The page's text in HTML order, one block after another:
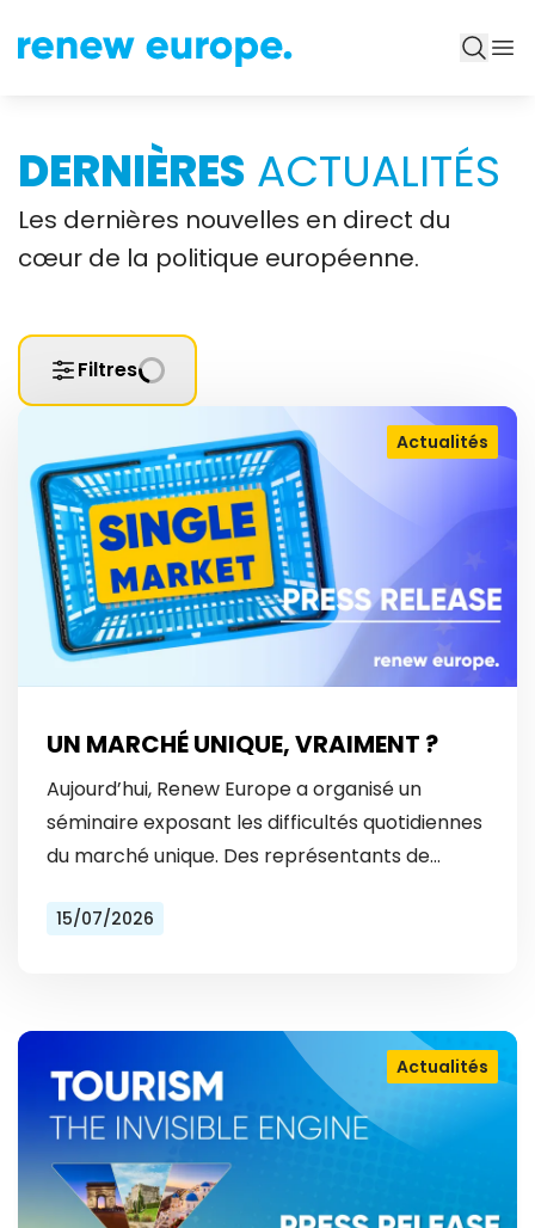
DERNIÈRES ACTUALITÉS
Les dernières nouvelles en direct du
cœur de la politique européenne.
Filtres
Actualités
UN MARCHÉ UNIQUE, VRAIMENT ?
Aujourd’hui, Renew Europe a organisé un
séminaire exposant les difficultés quotidiennes
du marché unique. Des représentants de
auxquels ils font face tous les…
15/07/2026
Actualités